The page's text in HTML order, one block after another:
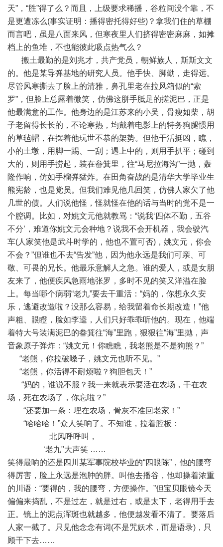
天”，“胜”得了么？而且，上级要求稀播，谷粒间没个靠，不
是更遭冻么(事实证明：播得密托得好些)？拿我们住的草棚
而言吧，虽是八面来风，但寒夜里人们挤得密密麻麻，如摊
档上的鱼堆，不也能彼此吸点热气么？
搬土最勤的是刘兆才，共产党员，朝鲜族人，斯斯文文
的。他是某导弹基地的研究人员。他手快、脚勤，走得远。
尽管风寒撕去了脸上的清雅，鼻孔里老在拉风箱似的“索
罗”，但脸上总露着微笑，仿佛这胼手胝足的搓泥巴，正是
他最满意的工作。他身边的是江苏来的小吴，骨瘦如柴，胡
子老留得长长的，不论寒热，均戴着电影上的特务狗腿惯用
的草毡帽，在摆着他玩世不恭的架势。但他干活挺凶，瞧，
小的土墩，用脚一踢、一刮；遇上中的，则用手扒平；碰到
大的，则用手捞起，装在畚箕里，往“马尼拉海沟”一抛，轰
隆作响，仿如手榴弹猛炸。在田角奋战的是清华大学毕业生
熊宪龄，也是党员。但我们难见他几回笑，仿佛人家欠了他
几世的债。人们说他怪，怪就怪在他的话与当时的党不是一
个腔调。比如，对姚文元他就教骂：“说我‘四体不勤，五谷
不分’，难道你姚文元会种地？说我不会开机器，我会驶汽
车(人家笑他是武斗时学的，他也不置可否)，姚文元，你会
不会？”但谁也不去“告发”他，因为他永远是我们可亲、可
敬、可畏的兄长。他最乐意解人之急。谁的爱人，或是女朋
友来了，他便疾风急雨地张罗，多时不见的笑又洋溢在脸
上。每当哪个病弱“老九”要去干重活：“妈的，你想永久安
乐，逃避改造啦？没那么容易，给我留着命长期改造！”他
声粗、眼瞪，脸如李逵，人们只好乖乖听他的。现在，他端
着特大号装满泥巴的畚箕往“海”里跑，狠狠往“海”里抛，声
音象原子弹炸：“姚文元！你瞧瞧，我老熊是不是狗熊？”
“老熊，你拉破嗓子，姚文元也听不见。”
“老熊，你活得不耐烦啦？狗胆包天！”
“妈的，谁说不服？我一来就表示要活在农场，干在农
场，死在农场了，你忘啦？”
“还要加一条：埋在农场，骨灰不准回老家！”
“哈哈哈！”众人笑响了。不知谁，拉着腔板：
北风呼呼叫，
‘老九"大声笑 ……
笑得最响的还是四川某军事院校毕业的“四眼陈”，他的腰弯
得厉害，脸上永远是泡肿的胖。叫他去播谷，他却操着浓重
的川语：“要得的，我的腰弯，方便操作。”但宝贝眼镜今天
偏偏来捣乱，不是过左，就是过右，或是太下，老得用手去
正。镜上的泥点浑斑也就越多，他便越发看不清了。要落后
人家一截了。只见他念念有词(不是咒妖术，而是语录)，只
顾干下去……